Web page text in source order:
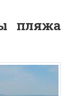
пляжа